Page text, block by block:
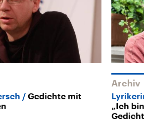
Gedichte mit
Archiv
„Ich